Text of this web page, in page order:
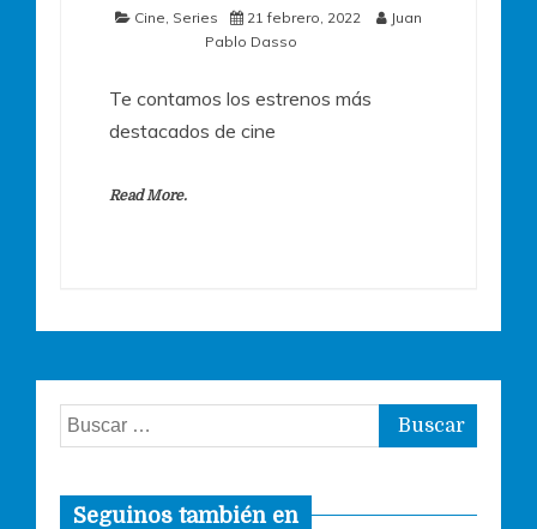
Cine Series 21 febrero, 2022
Juan
Pablo Dasso
Te contamos los estrenos más
destacados de cine
Read More.
Buscar:
Seguinos también en